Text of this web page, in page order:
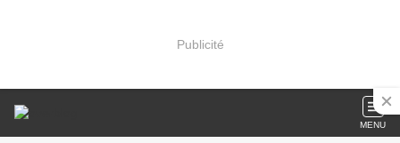
Publicité
MENU